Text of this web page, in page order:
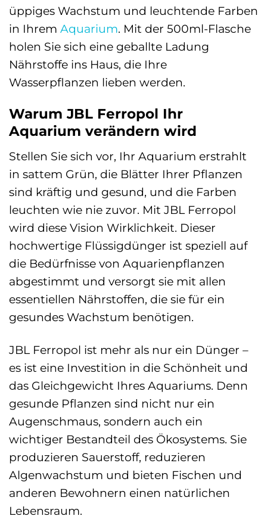
üppiges Wachstum und leuchtende Farben
in Ihrem Aquarium. Mit der 500ml-Flasche
holen Sie sich eine geballte Ladung
Nährstoffe ins Haus, die Ihre
Wasserpflanzen lieben werden.
Warum JBL Ferropol Ihr
Aquarium verändern wird
Stellen Sie sich vor, Ihr Aquarium erstrahlt
in sattem Grün, die Blätter Ihrer Pflanzen
sind kräftig und gesund, und die Farben
leuchten wie nie zuvor. Mit JBL Ferropol
wird diese Vision Wirklichkeit. Dieser
hochwertige Flüssigdünger ist speziell auf
die Bedürfnisse von Aquarienpflanzen
abgestimmt und versorgt sie mit allen
essentiellen Nährstoffen, die sie für ein
gesundes Wachstum benötigen.
JBL Ferropol ist mehr als nur ein Dünger –
es ist eine Investition in die Schönheit und
das Gleichgewicht Ihres Aquariums. Denn
gesunde Pflanzen sind nicht nur ein
Augenschmaus, sondern auch ein
wichtiger Bestandteil des Ökosystems. Sie
produzieren Sauerstoff, reduzieren
Algenwachstum und bieten Fischen und
anderen Bewohnern einen natürlichen
Lebensraum.